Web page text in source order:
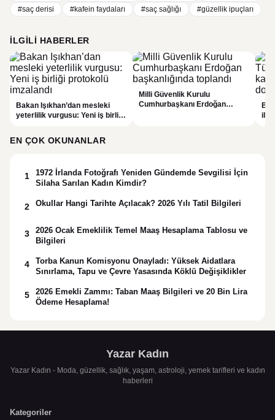
#saç derisi
#kafein faydaları #saç sağlığı #güzellik ipuçları
İLGILI HABERLER
Bakan Işıkhan’dan mesleki
yeterlilik vurgusu: Yeni iş birliği
Milli Güvenlik Kurulu
Cumhurbaşkanı Erdoğan
ile
EN ÇOK OKUNANLAR
1
1972 İrlanda Fotoğrafı Yeniden Gündemde Sevgilisi İçin
Silaha Sarılan Kadın Kimdir?
2 Okullar Hangi Tarihte Açılacak? 2026 Yılı Tatil Bilgileri
3
2026 Ocak Emeklilik Temel Maaş Hesaplama Tablosu ve
Bilgileri
4
Torba Kanun Komisyonu Onayladı: Yüksek Aidatlara
Sınırlama, Tapu ve Çevre Yasasında Köklü Değişiklikler
5
2026 Emekli Zammı: Taban Maaş Bilgileri ve 20 Bin Lira
Ödeme Hesaplama!
Yazar Kadın
Yazar Kadın - Moda, güzellik, sağlık, yaşam, astroloji, yemek tarifleri ve kadın
haberleri
Kategoriler